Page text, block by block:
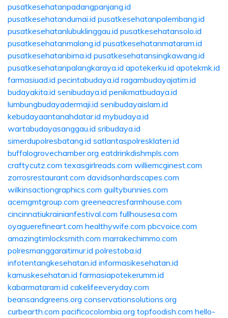
pusatkesehatanpadangpanjang.id
pusatkesehatandumai.id pusatkesehatanpalembang.id
pusatkesehatanlubuklinggau.id pusatkesehatansolo.id
pusatkesehatanmalang.id pusatkesehatanmataram.id
pusatkesehatanbima.id pusatkesehatansingkawang.id
pusatkesehatanpalangkaraya.id apotekerku.id apotekmk.id
farmasiuad.id pecintabudaya.id ragambudayajatim.id
budayakita.id senibudaya.id penikmatbudaya.id
lumbungbudayadermaji.id senibudayaislam.id
kebudayaantanahdatar.id mybudaya.id
wartabudayasanggau.id sribudaya.id
simerdupolresbatang.id satlantaspolresklaten.id
buffalogrovechamber.org eatdrinkdishmpls.com
craftycutz.com texasgirlreads.com williemcginest.com
zorrosrestaurant.com davidsonhardscapes.com
wilkinsactiongraphics.com guiltybunnies.com
acemgmtgroup.com greeneacresfarmhouse.com
cincinnatiukrainianfestival.com fullhousesa.com
oyaguerefineart.com healthywife.com pbcvoice.com
amazingtimlocksmith.com marrakechimmo.com
polresmanggaraitimur.id polrestoba.id
infotentangkesehatan.id informasikesehatan.id
kamuskesehatan.id farmasiapotekerumm.id
kabarmataram.id cakelifeeveryday.com
beansandgreens.org conservationsolutions.org
curbearth.com pacificocolombia.org topfoodish.com hello-